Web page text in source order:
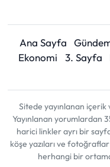
Ana Sayfa
Ekonomi
3. Sayfa
Sitede yayınlanan
Yayınlanan yorumlardan
harici linkler ayrı bir
köşe yazıları ve
herhangi bir